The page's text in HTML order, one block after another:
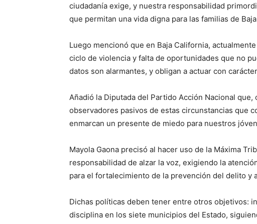
ciudadanía exige, y nuestra responsabilidad
que permitan una vida digna para las familias de
Luego mencionó que en Baja California,
ciclo de violencia y falta de oportunidades que no
datos son alarmantes, y obligan a actuar con
Añadió la Diputada del Partido Acción Nacional
observadores pasivos de estas circunstancias que
enmarcan un presente de miedo para nuestros
Mayola Gaona precisó al hacer uso de la Máxima
responsabilidad de alzar la voz, exigiendo la
para el fortalecimiento de la prevención del delito y
Dichas políticas deben tener entre otros objetivos:
disciplina en los siete municipios del Estado,